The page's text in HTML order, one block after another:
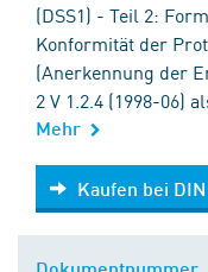
(DSS1) - Teil 2:
Konformität der
(Anerkennung der
2 V 1.2.4 (1998-06)
Mehr
Kaufen bei DIN
Kaufen bei